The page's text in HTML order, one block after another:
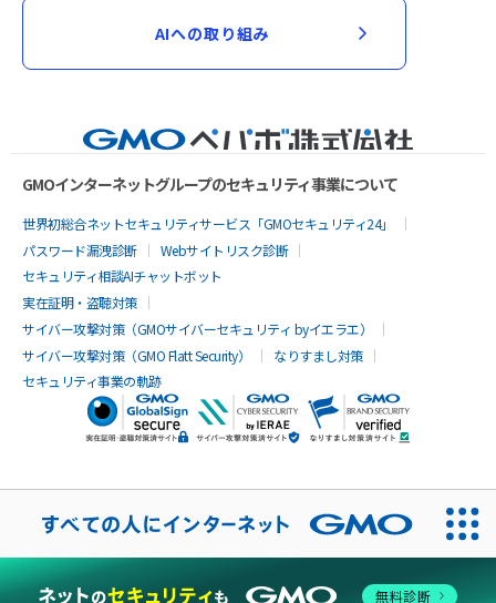
AIへの取り組み
GMOインターネットグループのセキュリティ事業について
世界初総合ネットセキュリティサービス「GMOセキュリティ24」
パスワード漏洩診断
Webサイトリスク診断
セキュリティ相談AIチャットボット
実在証明・盗聴対策
サイバー攻撃対策（GMOサイバーセキュリティ byイエラエ）
サイバー攻撃対策（GMO Flatt Security）
なりすまし対策
セキュリティ事業の軌跡
無料診断